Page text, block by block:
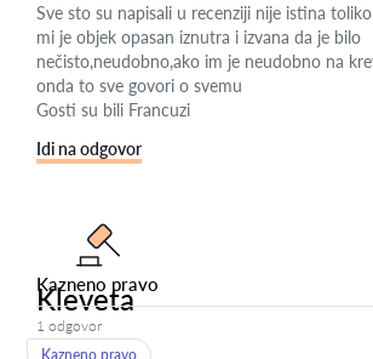
Sve sto su napisali u recenziji nije istina
mi je objek opasan iznutra i izvana da je bilo
nečisto,neudobno,ako im je neudobno na
onda to sve govori o svemu
Gosti su bili Francuzi
Idi na odgovor
Kazneno pravo
Kleveta
1 odgovor
Kazneno pravo